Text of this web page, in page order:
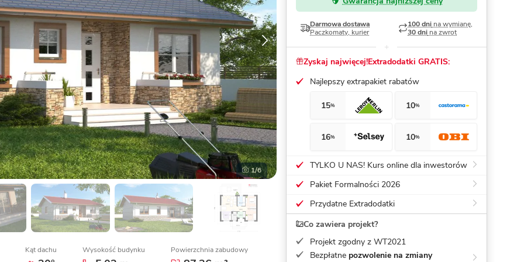
Dom pasywny- co to znaczy
1/6
Kąt dachu Wysokość budynku Powierzchnia zabudowy
Darmowa dostawa
Paczkomaty, kurier
100 dni na wymianę,
30 dni na zwrot
Zyskaj najwięcej!Extradodatki GRATIS:
Najlepszy extrapakiet rabatów
15% 10%
16% 10%
TYLKO U NAS! Kurs online dla inwestorów
Pakiet Formalności 2026
Przydatne Extradodatki
Co zawiera projekt?
Projekt zgodny z WT2021
Bezpłatne pozwolenie na zmiany